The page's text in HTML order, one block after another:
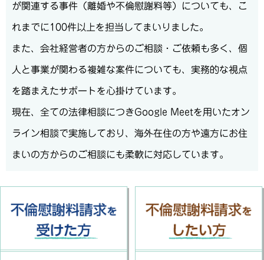
が関連する事件（離婚や不倫慰謝料等）についても、こ
れまでに100件以上を担当してまいりました。
また、会社経営者の方からのご相談・ご依頼も多く、個
人と事業が関わる複雑な案件についても、実務的な視点
を踏まえたサポートを心掛けています。
現在、全ての法律相談につきGoogle Meetを用いたオン
ライン相談で実施しており、海外在住の方や遠方にお住
まいの方からのご相談にも柔軟に対応しています。